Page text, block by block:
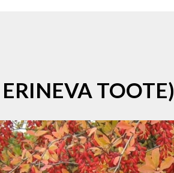
TOOTE)